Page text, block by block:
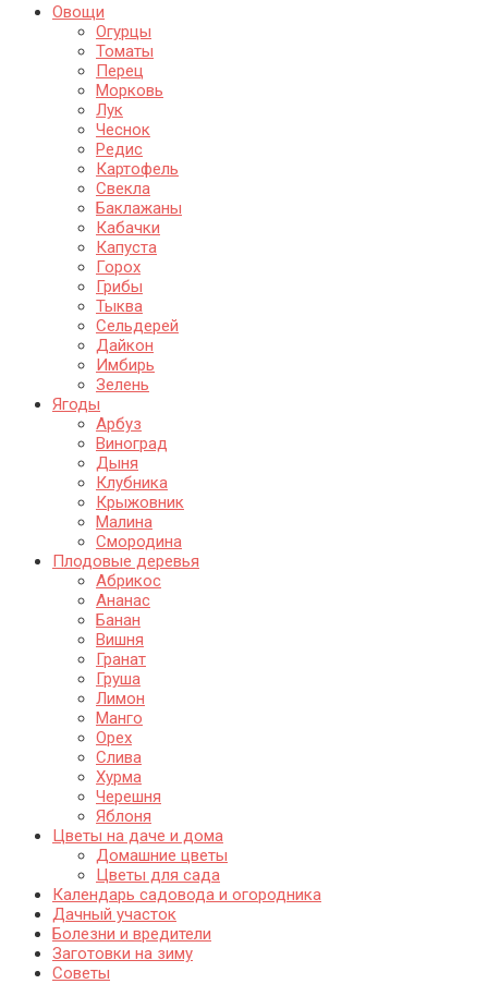
Овощи
Огурцы
Томаты
Перец
Морковь
Лук
Чеснок
Редис
Картофель
Свекла
Баклажаны
Кабачки
Капуста
Горох
Грибы
Тыква
Сельдерей
Дайкон
Имбирь
Зелень
Ягоды
Арбуз
Виноград
Дыня
Клубника
Крыжовник
Малина
Смородина
Плодовые деревья
Абрикос
Ананас
Банан
Вишня
Гранат
Груша
Лимон
Манго
Орех
Слива
Хурма
Черешня
Яблоня
Цветы на даче и дома
Домашние цветы
Цветы для сада
Календарь садовода и огородника
Дачный участок
Болезни и вредители
Заготовки на зиму
Советы